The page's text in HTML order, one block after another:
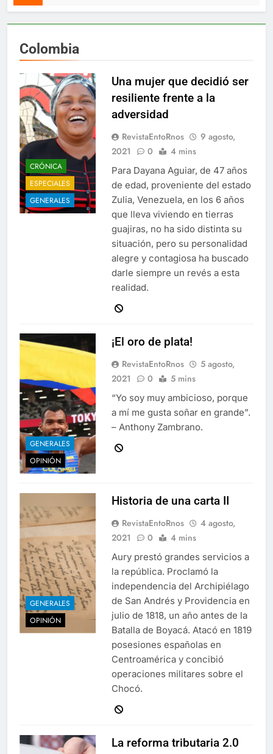
Colombia
CRÓNICA
ESPECIALES
GENERALES
Una mujer que decidió ser
resiliente frente a la
adversidad
RevistaEntoRnos
9 agosto,
2021
0 4 mins
Para Dayana Aguiar, de 47 años
de edad, proveniente del estado
Zulia, Venezuela, en los 6 años
que lleva viviendo en tierras
guajiras, no ha sido distinta su
situación, pero su personalidad
alegre y contagiosa ha buscado
darle siempre un revés a esta
realidad.
GENERALES
OPINIÓN
¡El oro de plata!
RevistaEntoRnos
5 agosto,
2021
0 5 mins
“Yo soy muy ambicioso, porque
a mí me gusta soñar en grande”.
– Anthony Zambrano.
GENERALES
OPINIÓN
Historia de una carta II
RevistaEntoRnos
4 agosto,
2021
0 4 mins
Aury prestó grandes servicios a
la república. Proclamó la
independencia del Archipiélago
de San Andrés y Providencia en
julio de 1818, un año antes de la
Batalla de Boyacá. Atacó en 1819
posesiones españolas en
Centroamérica y concibió
operaciones militares sobre el
Chocó.
La reforma tributaria 2.0